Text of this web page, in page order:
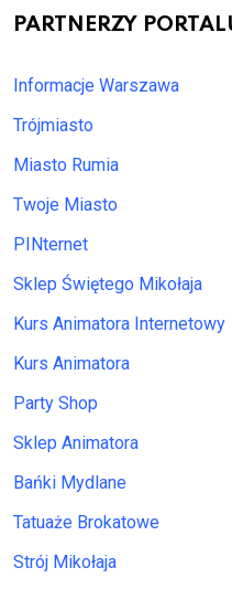
PARTNERZY
Informacje Warszawa
Trójmiasto
Miasto Rumia
Twoje Miasto
PINternet
Sklep Świętego Mikołaja
Kurs Animatora Internetowy
Kurs Animatora
Party Shop
Sklep Animatora
Bańki Mydlane
Tatuaże Brokatowe
Strój Mikołaja